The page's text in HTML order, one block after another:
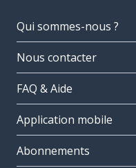
Qui sommes-nous ?
Nous contacter
FAQ & Aide
Application mobile
Abonnements